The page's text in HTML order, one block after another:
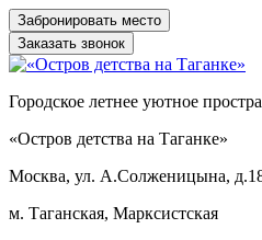
Заказать звонок
Городское летнее уютное
«Остров детства на Таганке»
Москва, ул. А.Солженицына,
м. Таганская, Марксистская